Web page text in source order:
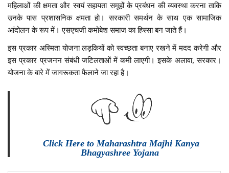
महिलाओं की क्षमता और स्वयं सहायता समूहों के प्रबंधन की व्यवस्था करना ताकि
उनके पास प्रशासनिक क्षमता हो। सरकारी समर्थन के साथ एक सामाजिक
आंदोलन के रूप में। एसएचजी कमोबेश समाज का हिस्सा बन जाते हैं।
इस प्रकार अस्मिता योजना लड़कियों को स्वच्छता बनाए रखने में मदद करेगी और
इस प्रकार प्रजनन संबंधी जटिलताओं में कमी लाएगी। इसके अलावा, सरकार।
योजना के बारे में जागरूकता फैलाने जा रहा है।
Click Here to Maharashtra Majhi Kanya
Bhagyashree Yojana